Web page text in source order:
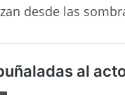
desde las